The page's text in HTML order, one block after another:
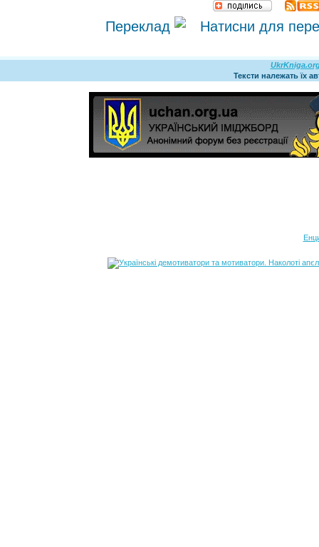
Переклад
Тексти належать їх